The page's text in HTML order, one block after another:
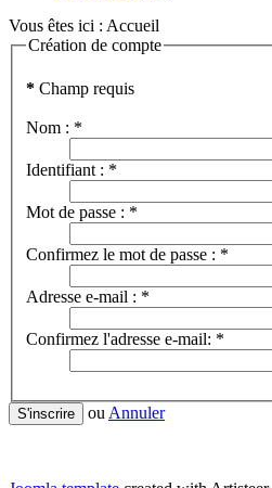
Vous êtes ici : Accueil
Création de compte
* Champ requis
Nom : *
Identifiant : *
Mot de passe : *
Confirmez le mot de passe : *
Adresse e-mail : *
Confirmez l'adresse e-mail: *
S'inscrire ou Annuler